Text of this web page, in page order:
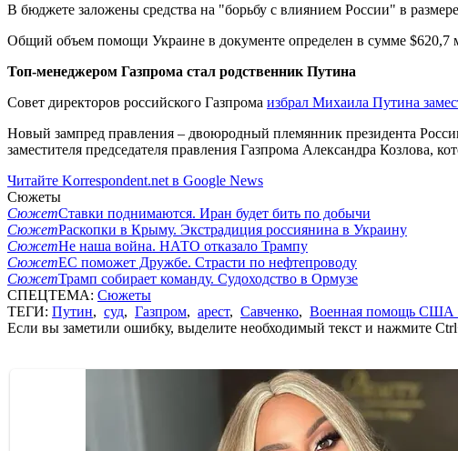
В бюджете заложены средства на "борьбу с влиянием России" в
Общий объем помощи Украине в документе определен в сумме $620,7
Топ-менеджером Газпрома стал родственник Путина
Совет директоров российского Газпрома избрал Михаила Путина
Новый зампред правления – двоюродный племянник президента
заместителя председателя правления Газпрома Александра Козлова,
Читайте Korrespondent.net в Google News
Сюжеты
СюжетСтавки поднимаются. Иран будет бить по добычи
СюжетРаскопки в Крыму. Экстрадиция россиянина в Украину
СюжетНе наша война. НАТО отказало Трампу
СюжетЕС поможет Дружбе. Страсти по нефтепроводу
СюжетТрамп собирает команду. Судоходство в Ормузе
СПЕЦТЕМА: Сюжеты
ТЕГИ: Путин, суд, Газпром, арест, Савченко, Военная помощь США
Если вы заметили ошибку, выделите необходимый текст и нажмите